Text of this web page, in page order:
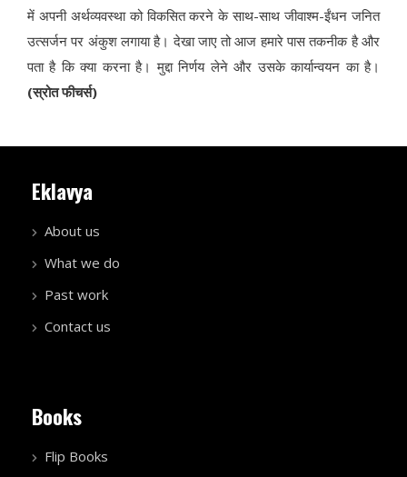
में अपनी अर्थव्यवस्था को विकसित करने के साथ-साथ जीवाश्म-ईंधन जनित
उत्सर्जन पर अंकुश लगाया है। देखा जाए तो आज हमारे पास तकनीक है और
पता है कि क्या करना है। मुद्दा निर्णय लेने और उसके कार्यान्वयन का है।
(स्रोत फीचर्स)
Eklavya
About us
What we do
Past work
Contact us
Books
Flip Books